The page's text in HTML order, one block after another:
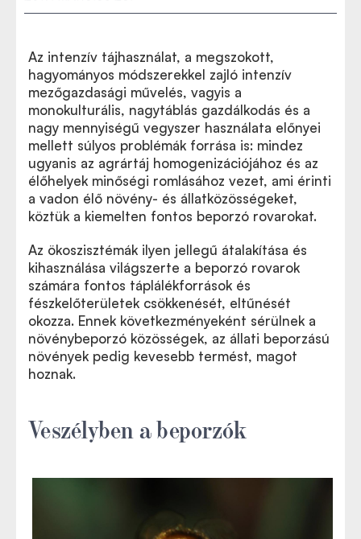
Az intenzív tájhasználat, a megszokott,
hagyományos módszerekkel zajló intenzív
mezőgazdasági művelés, vagyis a
monokulturális, nagytáblás gazdálkodás és a
nagy mennyiségű vegyszer használata előnyei
mellett súlyos problémák forrása is: mindez
ugyanis az agrártáj homogenizációjához és az
élőhelyek minőségi romlásához vezet, ami érinti
a vadon élő növény- és állatközösségeket,
köztük a kiemelten fontos beporzó rovarokat.
Az ökoszisztémák ilyen jellegű átalakítása és
kihasználása világszerte a beporzó rovarok
számára fontos táplálékforrások és
fészkelőterületek csökkenését, eltűnését
okozza. Ennek következményeként sérülnek a
növénybeporzó közösségek, az állati beporzású
növények pedig kevesebb termést, magot
hoznak.
Veszélyben a beporzók